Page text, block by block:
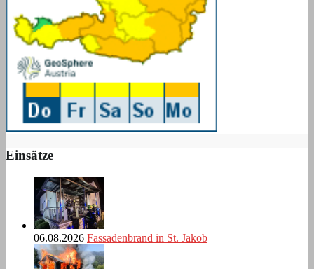
Einsätze
06.08.2026 Fassadenbrand in St. Jakob